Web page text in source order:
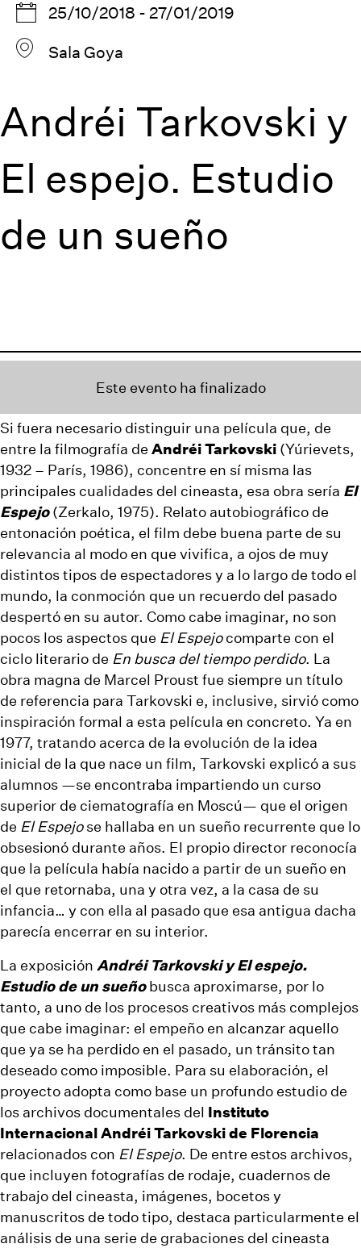
25/10/2018 - 27/01/2019
Sala Goya
Andréi Tarkovski y
El espejo. Estudio
de un sueño
Si fuera necesario distinguir una película que, de
entre la filmografía de Andréi Tarkovski (Yúrievets,
1932 – París, 1986), concentre en sí misma las
principales cualidades del cineasta, esa obra sería El
Espejo(Zerkalo, 1975). Relato autobiográfico de
entonación poética, el film debe buena parte de su
relevancia al modo en que vivifica, a ojos de muy
distintos tipos de espectadores y a lo largo de todo el
mundo, la conmoción que un recuerdo del pasado
despertó en su autor. Como cabe imaginar, no son
pocos los aspectos que El Espejocomparte con el
ciclo literario de En busca del tiempo perdido. La
obra magna de Marcel Proust fue siempre un título
de referencia para Tarkovski e, inclusive, sirvió como
inspiración formal a esta película en concreto. Ya en
1977, tratando acerca de la evolución de la idea
inicial de la que nace un film, Tarkovski explicó a sus
alumnos —se encontraba impartiendo un curso
superior de ciematografía en Moscú— que el origen
de El Espejose hallaba en un sueño recurrente que lo
obsesionó durante años. El propio director reconocía
que la película había nacido a partir de un sueño en
el que retornaba, una y otra vez, a la casa de su
infancia… y con ella al pasado que esa antigua dacha
parecía encerrar en su interior.
La exposición Andréi Tarkovski y El espejo.
Estudio de un sueñobusca aproximarse, por lo
tanto, a uno de los procesos creativos más complejos
que cabe imaginar: el empeño en alcanzar aquello
que ya se ha perdido en el pasado, un tránsito tan
deseado como imposible. Para su elaboración, el
proyecto adopta como base un profundo estudio de
los archivos documentales del Instituto
Internacional Andréi Tarkovski de Florencia
relacionados con El Espejo. De entre estos archivos,
que incluyen fotografías de rodaje, cuadernos de
trabajo del cineasta, imágenes, bocetos y
manuscritos de todo tipo, destaca particularmente el
análisis de una serie de grabaciones del cineasta
Este evento ha finalizado